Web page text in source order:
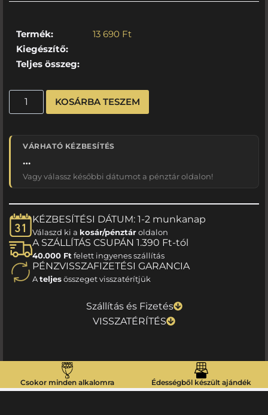
Termék: 13 690 Ft
Kiegészítő:
Teljes összeg:
KOSÁRBA TESZEM
VÁRHATÓ KÉZBESÍTÉS
…
Vagy válassz későbbi dátumot a pénztár oldalon!
KÉZBESÍTÉSI DÁTUM: 1-2 munkanap
Válaszd ki a kosár/pénztároldalon
A SZÁLLÍTÁS CSUPÁN 1.390 Ft-tól
40.000 Ft felett ingyenes szállítás
PÉNZVISSZAFIZETÉSI GARANCIA
Ateljesösszeget visszatérítjük
Szállítás és Fizetés
VISSZATÉRÍTÉS
Csokor minden alkalomra Édességből készült ajándék